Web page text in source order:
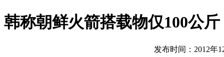
韩称朝鲜火箭搭载物仅100公斤
发布时间：2012年